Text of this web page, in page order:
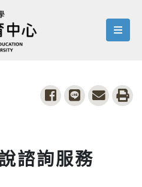
menu
share to facebook
share to line
share to
諮詢服務